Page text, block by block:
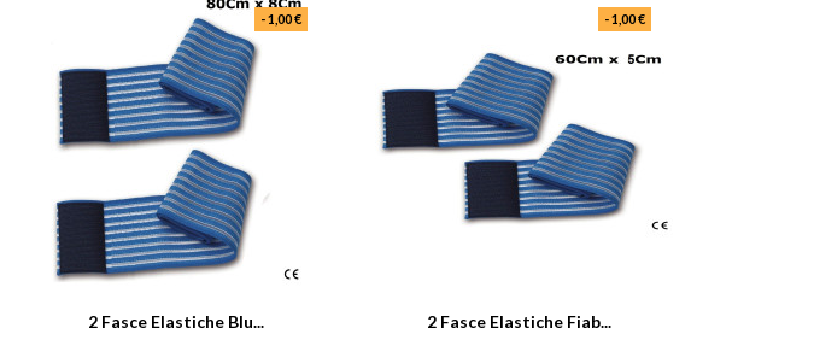
2 Fasce Elastiche Blu...
- 1,00 €
2 Fasce Elastiche Fiab...
- 1,00 €